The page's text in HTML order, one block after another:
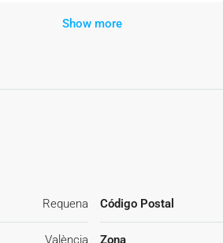
personales del comprador u otras
El comprador elige notario. Si
inherentes a la formalización de la
pacto expreso en contrario con el
inmobiliaria a cargo del
Show more
Requena
València
Código Postal
Zona